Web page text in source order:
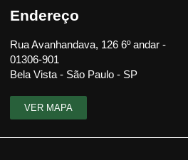
Endereço
Rua Avanhandava, 126 6º andar -
01306-901
Bela Vista - São Paulo - SP
VER MAPA